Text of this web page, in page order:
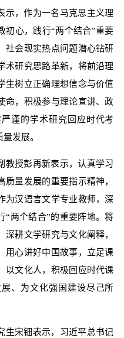
示，作为一名马克思主义理
初心，践行“两个结合”重要
社会现实热点问题潜心钻研
术研究思路革新，将前沿理
生树立正确理想信念与价值
命，积极参与理论宣讲、政
谨的学术研究回应时代考
发展。
教授彭再新表示，认真学习
量发展的重要指示精神，
为汉语言文学专业教师，深
“两个结合”的重要阵地。将
耕文学研究与文化阐释，
用心讲好中国故事，立足课
以文化人，积极回应时代课
、为文化强国建设尽己所
生宋钿表示，习近平总书记